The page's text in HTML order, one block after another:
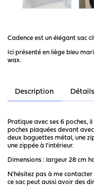
Cadence est un élégant sac
Ici présenté en liège bleu
wax.
Description
Pratique avec ses 6 poches,
poches plaquées devant
deux baguettes métal, une
une zippée à l'intérieur.
Dimensions : largeur 28 cm
N'hésitez pas à me
ce sac peut aussi avoir des